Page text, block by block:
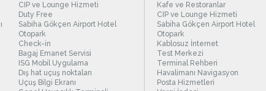
CIP ve Lounge Hizmeti
Duty Free
Sabiha Gökçen Airport Hotel
Otopark
Check-in
Bagaj Emanet Servisi
ISG Mobil Uygulama
Dış hat uçuş noktaları
Uçuş Bilgi Ekranı
Kafe ve Restoranlar
CIP ve Lounge Hizmeti
Sabiha Gökçen Airport Hotel
Otopark
Kablosuz İnternet
Test Merkezi
Terminal Rehberi
Havalimanı Navigasyon
Posta Hizmetleri